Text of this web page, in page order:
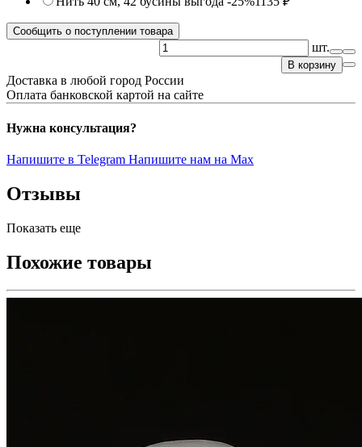
Сообщить о поступлении товара
шт.
В корзину
Доставка в любой город России
Оплата банковской картой на сайте
Нужна консультация?
Напишите в Telegram Напишите нам на Max
Отзывы
Показать еще
Похожие товары